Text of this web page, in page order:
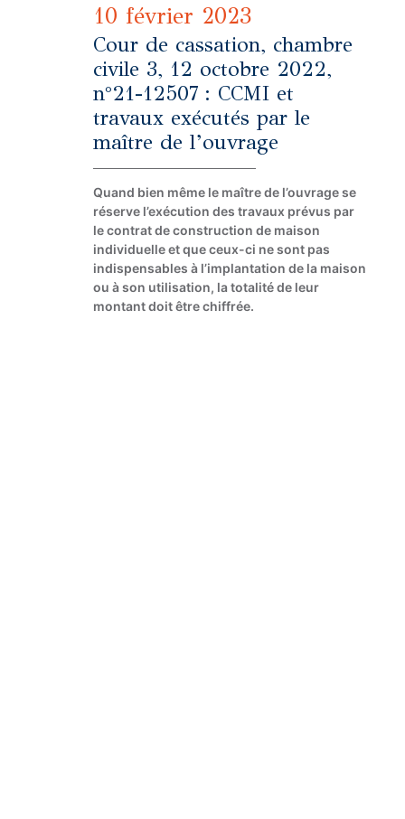
10 février 2023
Cour de cassation, chambre
civile 3, 12 octobre 2022,
n°21-12507 : CCMI et
travaux exécutés par le
maître de l’ouvrage
Quand bien même le maître de l’ouvrage se
réserve l’exécution des travaux prévus par
le contrat de construction de maison
individuelle et que ceux-ci ne sont pas
indispensables à l’implantation de la maison
ou à son utilisation, la totalité de leur
montant doit être chiffrée.